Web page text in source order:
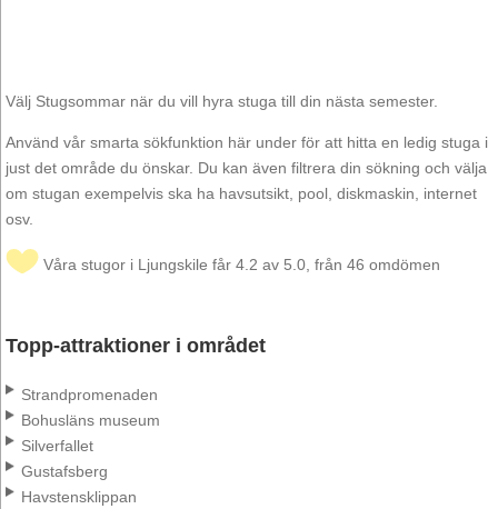
Välj Stugsommar när du vill hyra stuga till din nästa semester.
Använd vår smarta sökfunktion här under för att hitta en ledig stuga i
just det område du önskar. Du kan även filtrera din sökning och välja
om stugan exempelvis ska ha havsutsikt, pool, diskmaskin, internet
osv.
Våra stugor i Ljungskile får 4.2 av 5.0, från 46 omdömen
Topp-attraktioner i området
Strandpromenaden
Bohusläns museum
Silverfallet
Gustafsberg
Havstensklippan